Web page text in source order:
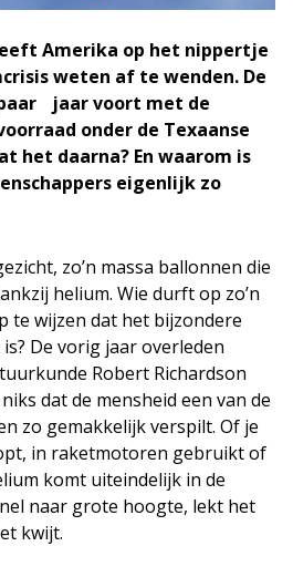
Amerika op het nippertje
weten af te wenden. De
jaar voort met de
onder de Texaanse
het daarna? En waarom is
eigenlijk zo
zo’n massa ballonnen die
helium. Wie durft op zo’n
te wijzen dat het bijzondere
De vorig jaar overleden
Robert Richardson
dat de mensheid een van de
zo gemakkelijk verspilt. Of je
in raketmotoren gebruikt of
komt uiteindelijk in de
naar grote hoogte, lekt het
kwijt.